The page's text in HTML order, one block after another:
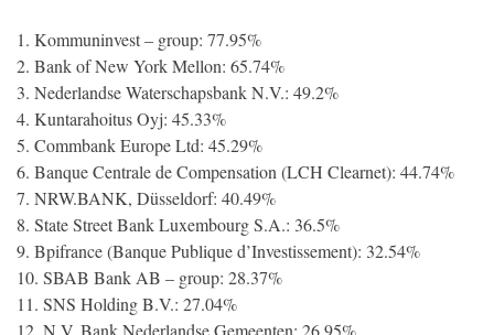
1. Kommuninvest – group: 77.95%
2. Bank of New York Mellon: 65.74%
3. Nederlandse Waterschapsbank N.V.: 49.2%
4. Kuntarahoitus Oyj: 45.33%
5. Commbank Europe Ltd: 45.29%
6. Banque Centrale de Compensation (LCH Clearnet): 44.74%
7. NRW.BANK, Düsseldorf: 40.49%
8. State Street Bank Luxembourg S.A.: 36.5%
9. Bpifrance (Banque Publique d’Investissement): 32.54%
10. SBAB Bank AB – group: 28.37%
11. SNS Holding B.V.: 27.04%
12. N.V. Bank Nederlandse Gemeenten: 26.95%